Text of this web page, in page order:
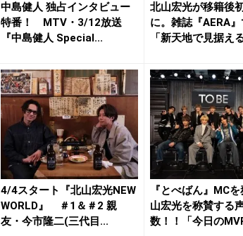
中島健人 独占インタビュー
特番！ MTV・3/12放送
『中島健人 Special...
北山宏光が移籍後
に。雑誌『AERA
「新天地で見据え
4/4スタート『北山宏光NEW
WORLD』 ＃1＆＃2 親
友・今市隆二(三代目...
『とべばん』MC
山宏光を称賛する
数！！「今日の